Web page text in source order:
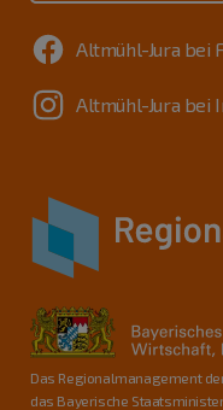
Altmühl-Jura bei
Altmühl-Jura bei
Das Regionalmanagement
das Bayerische